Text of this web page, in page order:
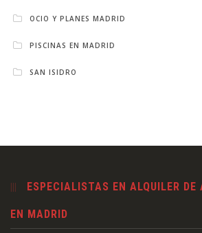
OCIO Y PLANES MADRID
PISCINAS EN MADRID
SAN ISIDRO
ESPECIALISTAS EN ALQUILER DE
EN MADRID